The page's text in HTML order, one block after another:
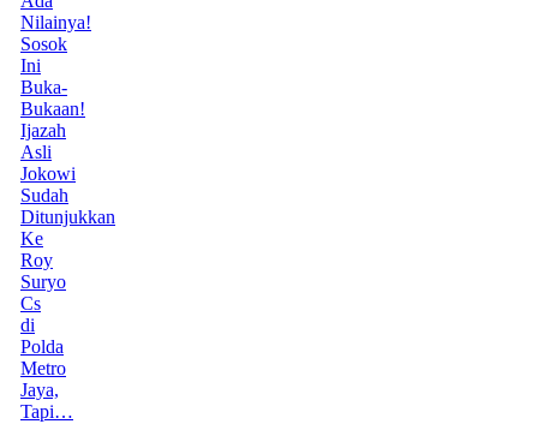
Nilainya!
Sosok
Ini
Buka-
Bukaan!
Ijazah
Asli
Jokowi
Sudah
Ditunjukkan
Ke
Roy
Suryo
Cs
di
Polda
Metro
Jaya,
Tapi…